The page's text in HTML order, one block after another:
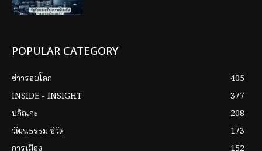
POPULAR CATEGORY
ข่าวรอบโลก
405
INSIDE - INSIGHT
377
ปกิณกะ
208
วัฒนธรรม ชีวิต
173